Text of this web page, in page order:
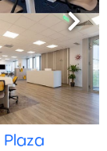
Next